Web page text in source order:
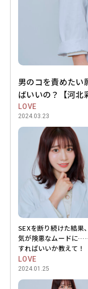
男のコを責めたい
ばいいの？【河北
LOVE
2024.03.23
SEXを断り続けた結果
気が険悪なムードに
すればいいか教えて！
彩花の夜のお悩み相談室
vol.4】
LOVE
2024.01.25